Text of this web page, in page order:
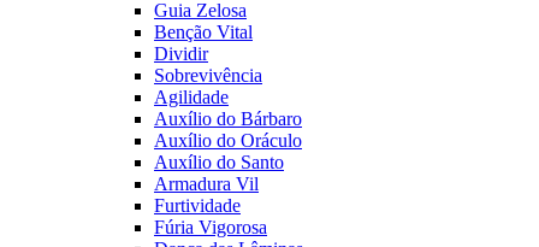
Guia Zelosa
Benção Vital
Dividir
Sobrevivência
Agilidade
Auxílio do Bárbaro
Auxílio do Oráculo
Auxílio do Santo
Armadura Vil
Furtividade
Fúria Vigorosa